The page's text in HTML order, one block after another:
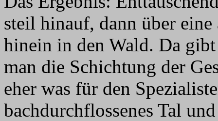
steil hinauf, dann über
hinein in den Wald. Da
man die Schichtung der
eher was für den
bachdurchflossenes Tal